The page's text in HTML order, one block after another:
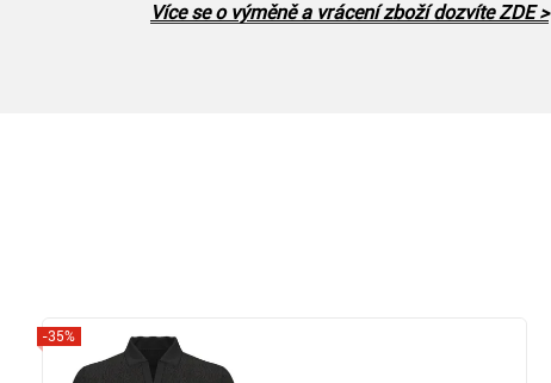
Více se o výměně a vrácení zboží dozvíte ZDE >
-35%